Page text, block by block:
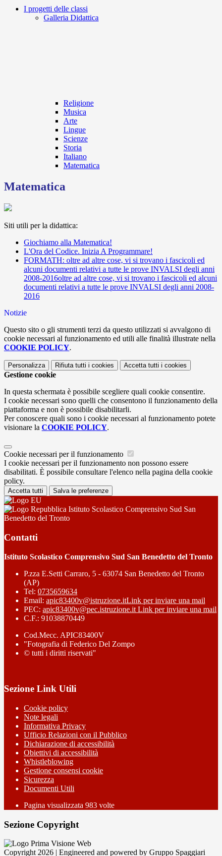
I progetti delle classi
Galleria Didattica
Religione
Musica
Arte
Lingue
Scienze
Storia
Italiano
Matematica
Matematica
Siti utili per la didattica:
Giochiamo alla Matematica!
L'Ora del Codice. Inizia A Programmare!
FORMATH: oltre ad altre cose, vi si trovano i fascicoli ed
alcuni documenti relativi a tutte le prove INVALSI degli anni
2008-2016oltre ad altre cose, vi si trovano i fascicoli ed alcuni
documenti relativi a tutte le prove INVALSI degli anni 2008-
2016
Notizie
Questo sito o gli strumenti terzi da questo utilizzati si avvalgono di
cookie necessari al funzionamento ed utili alle finalità illustrate nella
COOKIE POLICY.
Personalizza Rifiuta tutti i cookies Accetta tutti i cookies
Gestione cookie
In questa schermata è possibile scegliere quali cookie consentire.
I cookie necessari sono quelli che consentono il funzionamento della
piattaforma e non è possibile disabilitarli.
Per conoscere quali sono i cookie necessari al funzionamento potete
visionare la COOKIE POLICY.
Cookie necessari per il funzionamento
I cookie necessari per il funzionamento non possono essere
disabilitati. È possibile consultare l'elenco nella pagina della cookie
policy.
Accetta tutti Salva le preferenze
Istituto Scolastico Comprensivo Sud San
Benedetto del Tronto
Contatti
Istituto Scolastico Comprensivo Sud San Benedetto del Tronto
P.zza E.Setti Carraro, 5 - 63074 San Benedetto del Tronto
(AP)
Tel: 0735659634
Email: apic83400v@istruzione.itLink per inviare una mail
PEC: apic83400v@pec.istruzione.it Link per inviare una mail
C.F.: 91038870449
Cod.Mecc. APIC83400V
"Fotografia di Federico Del Zompo
© tutti i diritti riservati"
Sezione Link Utili
Cookie policy
Note legali
Informativa Privacy
Ufficio Relazioni con il Pubblico
Dichiarazione di accessibilità
Obiettivi di accessibilità
Whistleblowing
Gestione consensi cookie
Sicurezza
Documenti Utili
Pagina visualizzata 983 volte
Sezione Copyright
Copyright 2026 | Engineered and powered by Gruppo Spaggiari